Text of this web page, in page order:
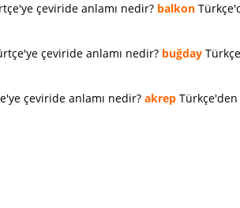
çeviride anlamı nedir? balkon
çeviride anlamı nedir? buğday
çeviride anlamı nedir? akrep